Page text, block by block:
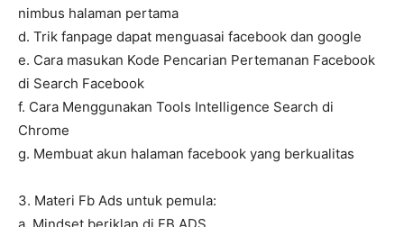
nimbus halaman pertama
d. Trik fanpage dapat menguasai facebook dan google
e. Cara masukan Kode Pencarian Pertemanan Facebook
di Search Facebook
f. Cara Menggunakan Tools Intelligence Search di
Chrome
g. Membuat akun halaman facebook yang berkualitas
3. Materi Fb Ads untuk pemula: